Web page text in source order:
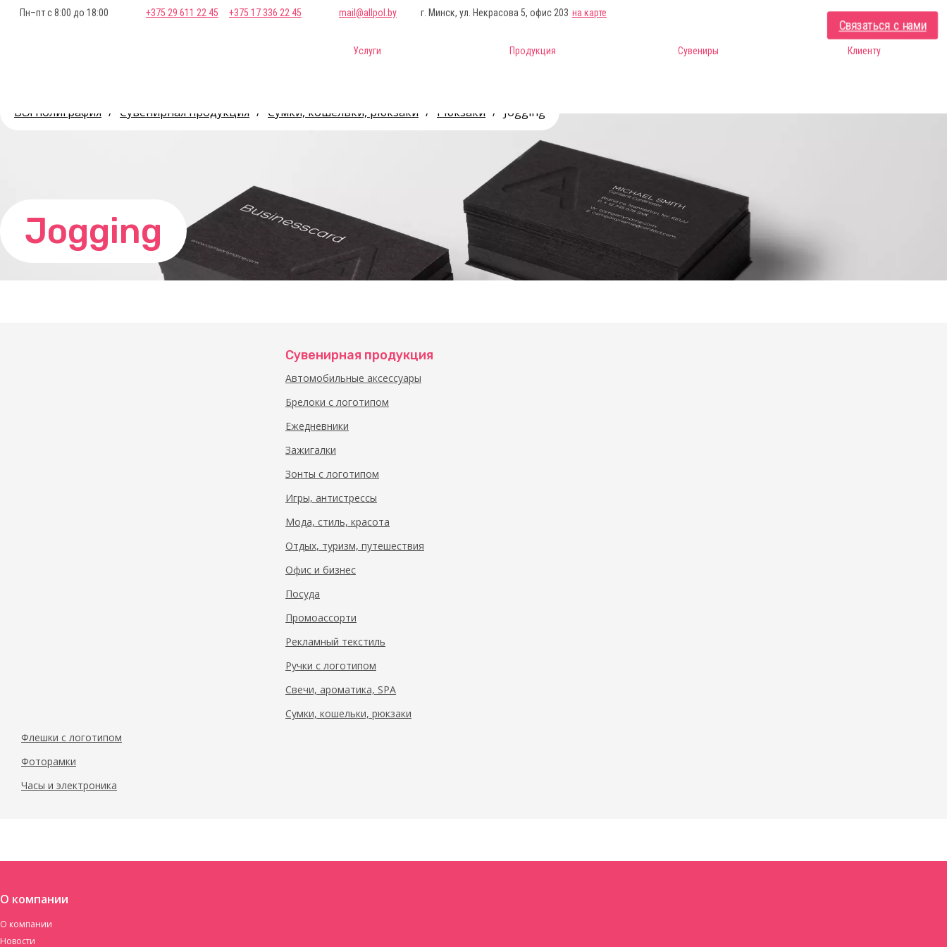
Пн–пт с 8:00 до 18:00 +375 29 611 22 45 +375 17 336 22 45 mail@allpol.by г. Минск, ул. Некрасова 5, офис 203 на карте
Услуги Продукция Сувениры Клиенту
Связаться с нами
Вся полиграфия / Сувенирная продукция / Сумки, кошельки, рюкзаки / Рюкзаки / Jogging
Jogging
Сувенирная продукция
Автомобильные аксессуары
Брелоки с логотипом
Ежедневники
Зажигалки
Зонты с логотипом
Игры, антистрессы
Мода, стиль, красота
Отдых, туризм, путешествия
Офис и бизнес
Посуда
Промоассорти
Рекламный текстиль
Ручки с логотипом
Свечи, ароматика, SPA
Сумки, кошельки, рюкзаки
Флешки с логотипом
Фоторамки
Часы и электроника
О компании
О компании
Новости